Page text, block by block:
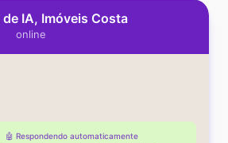
IA, Imóveis Costa
online
🤖 Respondendo automaticamente